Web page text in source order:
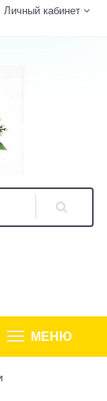
Личный кабинет
МЕНЮ